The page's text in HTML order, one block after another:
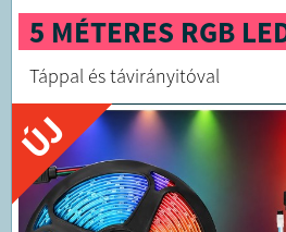
5 MÉTERES RGB
Táppal és távirányitóval
ÚJ